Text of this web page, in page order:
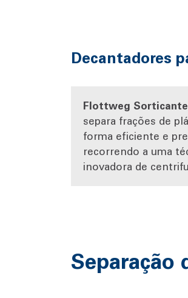
Decantadores
Flottweg
separa frações de
forma eficiente e
recorrendo a uma
inovadora de